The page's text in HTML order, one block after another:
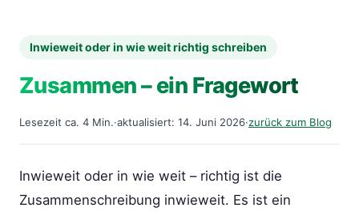
Inwieweit oder in wie weit richtig schreiben
Zusammen – ein Fragewort
Lesezeit ca. 4 Min.·aktualisiert: 14. Juni 2026·zurück zum Blog
Inwieweit oder in wie weit – richtig ist die
Zusammenschreibung inwieweit. Es ist ein